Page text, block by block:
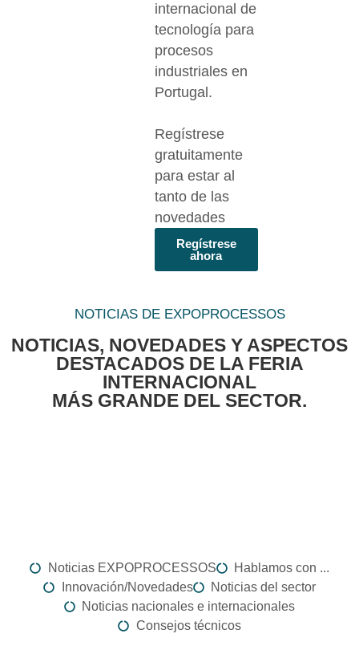
internacional de
tecnología para
procesos
industriales en
Portugal.
Regístrese
gratuitamente
para estar al
tanto de las
novedades
Regístrese
ahora
NOTICIAS DE EXPOPROCESSOS
NOTICIAS, NOVEDADES Y ASPECTOS
DESTACADOS DE LA FERIA
INTERNACIONAL
MÁS GRANDE DEL SECTOR.
Noticias EXPOPROCESSOS
Hablamos con ...
Innovación/Novedades
Noticias del sector
Noticias nacionales e internacionales
Consejos técnicos